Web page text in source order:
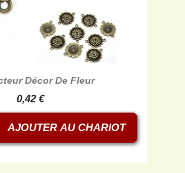
Décor De Fleur
0,42 €
AJOUTER AU CHARIOT